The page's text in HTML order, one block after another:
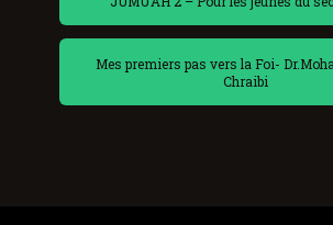
Mes premiers pas vers la Foi-
Chraibi